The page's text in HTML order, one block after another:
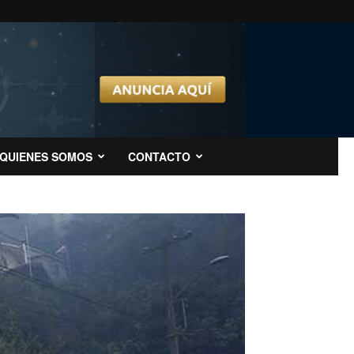
QUIENES SOMOS CONTACTO